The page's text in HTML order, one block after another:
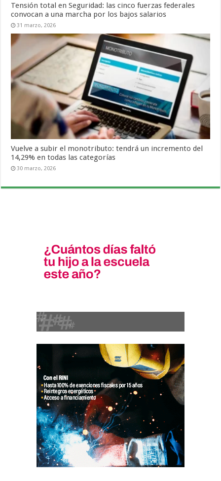
Tensión total en Seguridad: las cinco fuerzas federales
convocan a una marcha por los bajos salarios
31 marzo, 2026
Vuelve a subir el monotributo: tendrá un incremento del
14,29% en todas las categorías
30 marzo, 2026